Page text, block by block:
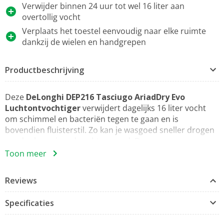
Verwijder binnen 24 uur tot wel 16 liter aan
overtollig vocht
Verplaats het toestel eenvoudig naar elke ruimte
dankzij de wielen en handgrepen
Productbeschrijving
Deze DeLonghi DEP216 Tasciugo AriadDry Evo
Luchtontvochtigerverwijdert dagelijks 16 liter vocht
om schimmel en bacteriën tegen te gaan en is
bovendien fluisterstil. Zo kan je wasgoed sneller drogen
luchtontvochtiger is ideaal voor elke ruimte en biedt de
Fluisterstil
Geniet van een stille thuisomgeving; dit toestel werkt
Toon meer
Reviews
Specificaties